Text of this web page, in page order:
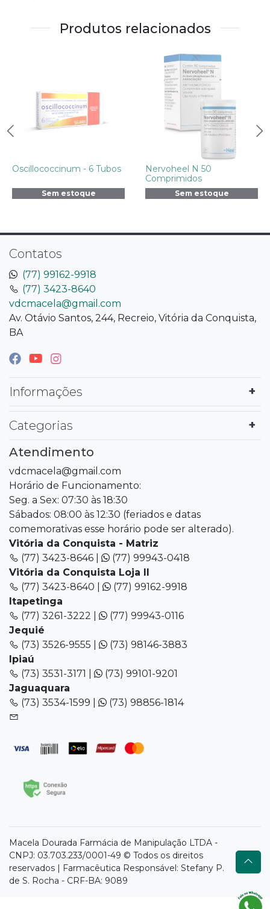
Produtos relacionados
Oscillococcinum - 6 Tubos
Sem estoque
Nervoheel N 50
Comprimidos
Sem estoque
Contatos
(77) 99162-9918
(77) 3423-8640
vdcmacela@gmail.com
Av. Otávio Santos, 244, Recreio, Vitória da Conquista,
BA
Informações
Categorias
Atendimento
vdcmacela@gmail.com
Horário de Funcionamento:
Seg. a Sex: 07:30 às 18:30
Sábados: 08:00 às 12:30 (feriados e datas
comemorativas esse horário pode ser alterado).
Vitória da Conquista - Matriz
(77) 3423-8646 |
(77) 99943-0418
Vitória da Conquista Loja II
(77) 3423-8640 |
(77) 99162-9918
Itapetinga
(77) 3261-3222 |
(77) 99943-0116
Jequié
(73) 3526-9555 |
(73) 98146-3883
Ipiaú
(73) 3531-3171 |
(73) 99101-9201
Jaguaquara
(73) 3534-1599 |
(73) 98856-1814
Macela Dourada Farmácia de Manipulação LTDA -
CNPJ: 03.703.233/0001-49 © Todos os direitos
reservados | Farmacêutica Responsável: Stefany P.
de S. Rocha - CRF-BA: 9089